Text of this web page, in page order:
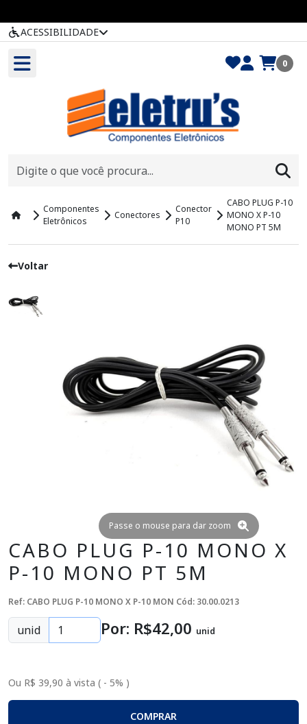
ACESSIBILIDADE
0
Componentes
Eletrônicos
Conectores
Conector
P10
CABO PLUG P-10
MONO X P-10
MONO PT 5M
Voltar
Passe o mouse para dar zoom
CABO PLUG P-10 MONO X
P-10 MONO PT 5M
Ref: CABO PLUG P-10 MONO X P-10 MON Cód: 30.00.0213
unid Por: R$42,00 unid
Ou R$ 39,90 à vista ( - 5% )
COMPRAR